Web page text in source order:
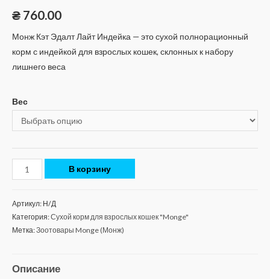
₴ 760.00
Монж Кэт Эдалт Лайт Индейка — это сухой полнорационный
корм с индейкой для взрослых кошек, склонных к набору
лишнего веса
Вес
В корзину
Артикул: Н/Д
Категория:Сухой корм для взрослых кошек "Monge"
Метка:Зоотовары Monge (Монж)
Описание